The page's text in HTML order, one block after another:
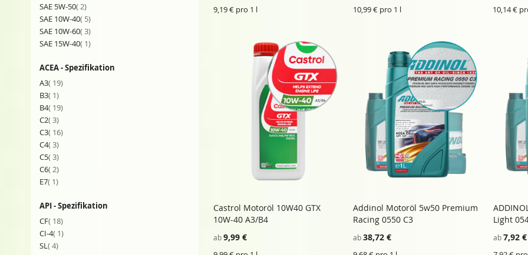
9,19 € pro 1 l 10,99 € pro 1 l 10,14 €
In den Einkaufswagen
WUNSCHZETTEL
HINZUFÜGEN
VERGLEICHSLISTE
Castrol Motoröl 10W40 GTX
10W-40 A3/B4
ab9,99 €
In den Einkaufswagen
ZU
HINZUFÜGEN
Addinol Motoröl 5w50 Premium
Racing 0550 C3
ab 38,72 €
In
Light
ab 7,92 €
SAE 5W-50 2Artikel
SAE 10W-40 5Artikel
SAE 10W-60 3Artikel
SAE 15W-40 1Artikel
ACEA - Spezifikation
A3 19Artikel
B3 1Artikel
B4 19Artikel
C2 3Artikel
C3 16Artikel
C4 3Artikel
C5 3Artikel
C6 2Artikel
E7 1Artikel
API - Spezifikation
CF 18Artikel
CI-4 1Artikel
SL 4Artikel